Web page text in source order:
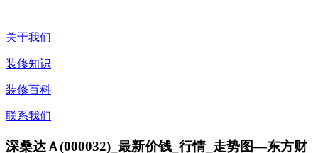
关于我们
装修知识
装修百科
联系我们
深桑达Ａ(000032)_最新价钱_行情_走势图—东方财